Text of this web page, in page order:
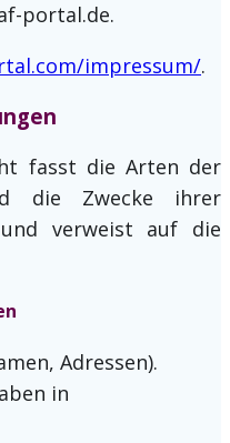
portal.de.
impressum/.
fasst die Arten der
die Zwecke ihrer
verweist auf die
Adressen).
in